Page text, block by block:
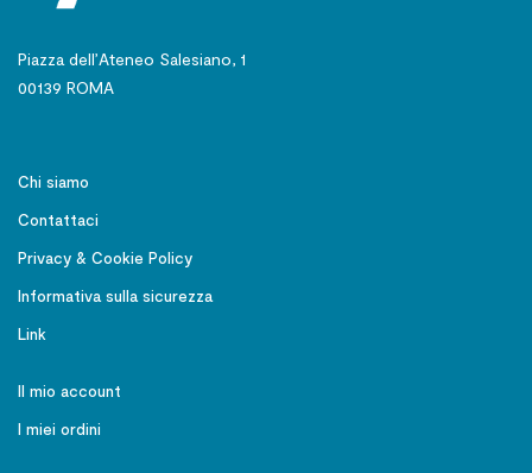
Piazza dell’Ateneo Salesiano, 1
00139 ROMA
Chi siamo
Contattaci
Privacy & Cookie Policy
Informativa sulla sicurezza
Link
Il mio account
I miei ordini